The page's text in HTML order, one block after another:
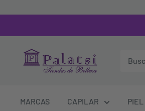
MARCAS CAPILAR PIEL